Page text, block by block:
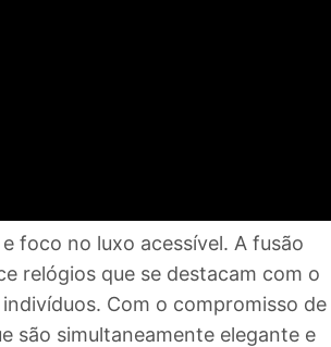
foco no luxo acessível. A fusão
relógios que se destacam com o
Com o compromisso de
são simultaneamente elegante e